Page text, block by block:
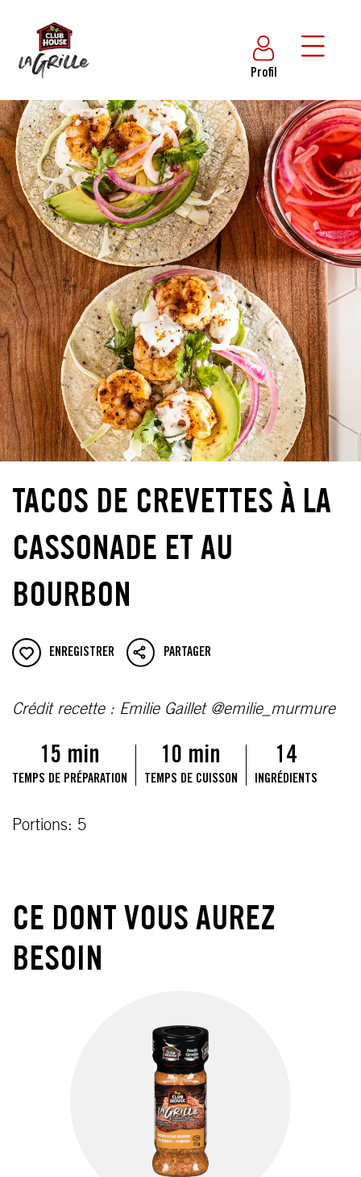
Profil
TACOS DE CREVETTES À LA
CASSONADE ET AU
BOURBON
ENREGISTRER PARTAGER
Crédit recette : Emilie Gaillet @emilie_murmure
15 min
TEMPS DE PRÉPARATION
10 min
TEMPS DE CUISSON
14
INGRÉDIENTS
Portions: 5
CE DONT VOUS AUREZ
BESOIN